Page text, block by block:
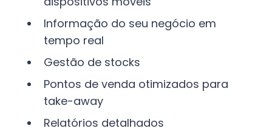
Informação do seu negócio em
tempo real
Gestão de stocks
Pontos de venda otimizados para
take-away
Relatórios detalhados